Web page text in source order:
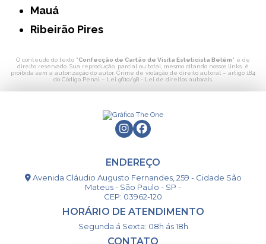
Mauá
Ribeirão Pires
O conteúdo do texto "Confecção de Cartão de Visita Esteticista Belém" é de
direito reservado. Sua reprodução, parcial ou total, mesmo citando nossos links, é
proibida sem a autorização do autor. Crime de violação de direito autoral – artigo 184
do Código Penal – Lei 9610/98 - Lei de direitos autorais.
ENDEREÇO
Avenida Cláudio Augusto Fernandes, 259 - Cidade São
Mateus - São Paulo - SP -
CEP: 03962-120
HORÁRIO DE ATENDIMENTO
Segunda á Sexta: 08h ás 18h
CONTATO